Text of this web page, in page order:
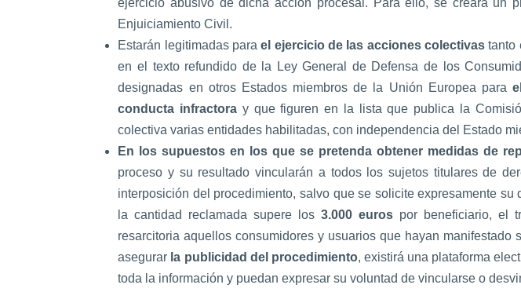
ejercicio abusivo de dicha acción procesal. Para ello, se creará un
Enjuiciamiento Civil.
Estarán legitimadas parael ejercicio de las acciones colectivas tanto
en el texto refundido de la Ley General de Defensa de los
designadas en otros Estados miembros de la Unión Europea para
conducta infractora y que figuren en la lista que publica la
colectiva varias entidades habilitadas, con independencia del Estado
En los supuestos en los que se pretenda obtener medidas de
proceso y su resultado vincularán a todos los sujetos titulares de
interposición del procedimiento, salvo que se solicite expresamente
la cantidad reclamada supere los 3.000 euros por beneficiario, el
resarcitoria aquellos consumidores y usuarios que hayan
asegurar la publicidad del procedimiento, existirá una plataforma
toda la información y puedan expresar su voluntad de vincularse o